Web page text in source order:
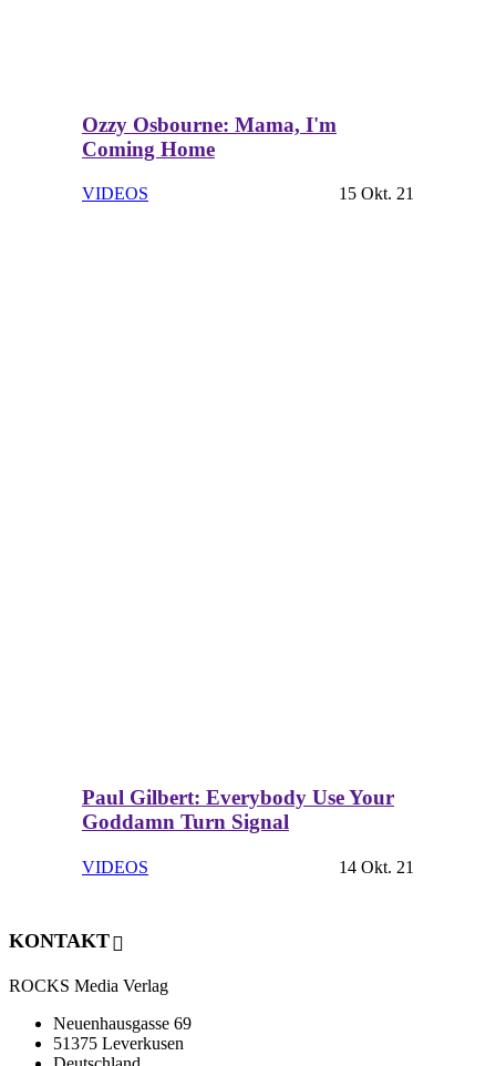
Ozzy Osbourne: Mama, I'm
Coming Home
VIDEOS 15 Okt. 21
Paul Gilbert: Everybody Use Your
Goddamn Turn Signal
VIDEOS 14 Okt. 21
KONTAKT
ROCKS Media Verlag
Neuenhausgasse 69
51375 Leverkusen